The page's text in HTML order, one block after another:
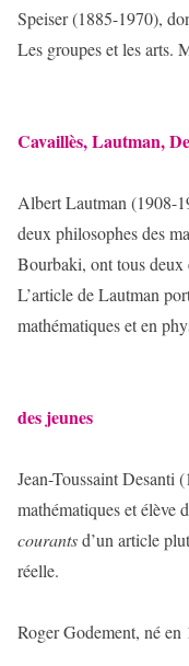
Speiser (1885-1970),
Les groupes et les arts.
Cavaillès, Lautman,
Albert Lautman (1908-
deux philosophes des
Bourbaki, ont tous deux
L’article de Lautman
mathématiques et en
des jeunes
Jean-Toussaint Desanti
mathématiques et élève
courantsd’un article
réelle.
Roger Godement, né